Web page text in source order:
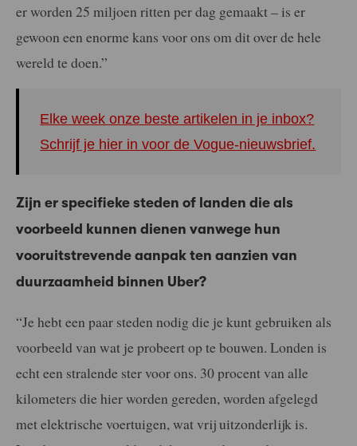
er worden 25 miljoen ritten per dag gemaakt – is er
gewoon een enorme kans voor ons om dit over de hele
wereld te doen.”
Elke week onze beste artikelen in je inbox?
Schrijf je hier in voor de Vogue-nieuwsbrief.
Zijn er specifieke steden of landen die als
voorbeeld kunnen dienen vanwege hun
vooruitstrevende aanpak ten aanzien van
duurzaamheid binnen Uber?
“Je hebt een paar steden nodig die je kunt gebruiken als
voorbeeld van wat je probeert op te bouwen. Londen is
echt een stralende ster voor ons. 30 procent van alle
kilometers die hier worden gereden, worden afgelegd
met elektrische voertuigen, wat vrij uitzonderlijk is.